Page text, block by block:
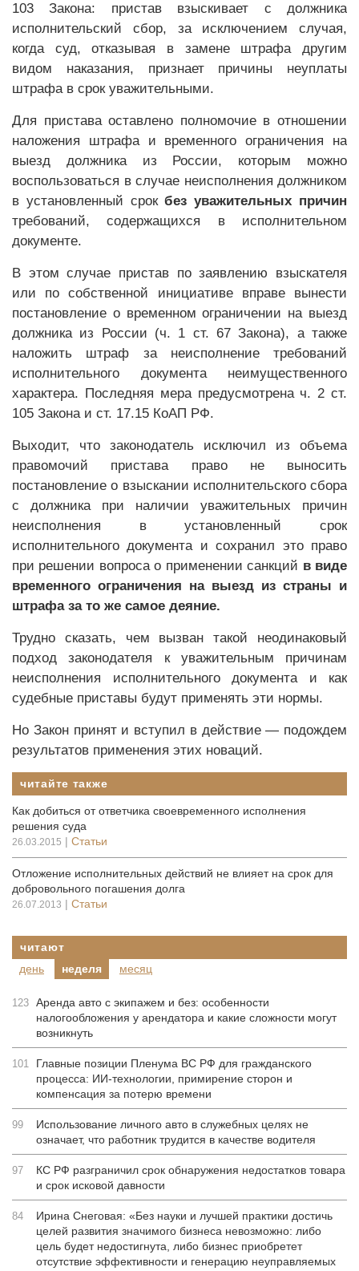
103 Закона: пристав взыскивает с должника
исполнительский сбор, за исключением случая,
когда суд, отказывая в замене штрафа другим
видом наказания, признает причины неуплаты
штрафа в срок уважительными.
Для пристава оставлено полномочие в отношении
наложения штрафа и временного ограничения на
выезд должника из России, которым можно
воспользоваться в случае неисполнения должником
в установленный срокбез уважительных причин
требований, содержащихся в исполнительном
документе.
В этом случае пристав по заявлению взыскателя
или по собственной инициативе вправе вынести
постановление о временном ограничении на выезд
должника из России (ч. 1 ст. 67 Закона), а также
наложить штраф за неисполнение требований
исполнительного документа неимущественного
характера. Последняя мера предусмотрена ч. 2 ст.
105 Закона и ст. 17.15 КоАП РФ.
Выходит, что законодатель исключил из объема
правомочий пристава право не выносить
постановление о взыскании исполнительского сбора
с должника при наличии уважительных причин
неисполнения в установленный срок
исполнительного документа и сохранил это право
при решении вопроса о применении санкций в виде
временного ограничения на выезд из страны и
штрафа за то же самое деяние.
Трудно сказать, чем вызван такой неодинаковый
подход законодателя к уважительным причинам
неисполнения исполнительного документа и как
судебные приставы будут применять эти нормы.
Но Закон принят и вступил в действие — подождем
результатов применения этих новаций.
читайте также
Как добиться от ответчика своевременного исполнения
решения суда
26.03.2015 | Статьи
Отложение исполнительных действий не влияет на срок для
добровольного погашения долга
26.07.2013 | Статьи
читают
день
неделя месяц
123 Аренда авто с экипажем и без: особенности
налогообложения у арендатора и какие сложности могут
возникнуть
101
Главные позиции Пленума ВС РФ для гражданского
процесса: ИИ-технологии, примирение сторон и
компенсация за потерю времени
99
Использование личного авто в служебных целях не
означает, что работник трудится в качестве водителя
97
КС РФ разграничил срок обнаружения недостатков товара
и срок исковой давности
84
Ирина Снеговая: «Без науки и лучшей практики достичь
целей развития значимого бизнеса невозможно: либо
цель будет недостигнута, либо бизнес приобретет
отсутствие эффективности и генерацию неуправляемых